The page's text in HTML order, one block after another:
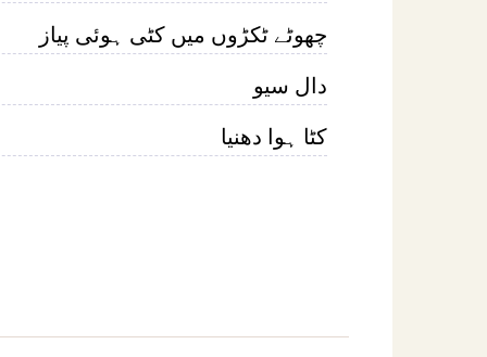
چھوٹے ٹکڑوں میں کٹی ہوئی پیاز
دال سیو
کٹا ہوا دھنیا